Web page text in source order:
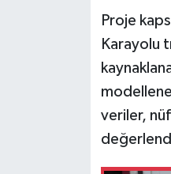
Proje
Karayolu
veriler,